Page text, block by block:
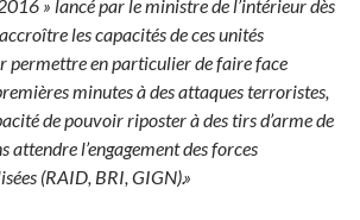
» lancé par le ministre de l’intérieur dès
les capacités de ces unités
permettre en particulier de faire face
minutes à des attaques terroristes,
de pouvoir riposter à des tirs d’arme de
attendre l’engagement des forces
(RAID, BRI, GIGN).»